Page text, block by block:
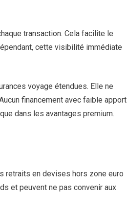
transaction. Cela facilite le
cette visibilité immédiate
voyage étendues. Elle ne
financement avec faible apport
dans les avantages premium.
retraits en devises hors zone euro
et peuvent ne pas convenir aux